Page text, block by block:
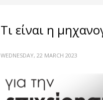
Τι είναι η
WEDNESDAY, 22 MARCH 2023